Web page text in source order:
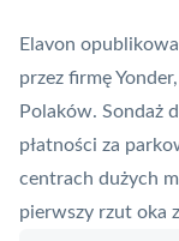
Elavon
przez firmę
Polaków. Sondaż
płatności za
centrach dużych
pierwszy rzut oka